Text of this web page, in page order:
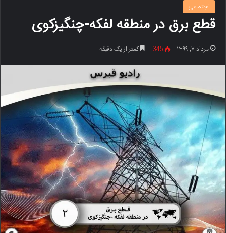
اجتماعی
قطع برق در منطقه لفکه-چنگیزکوی
مرداد ۷, ۱۳۹۹ 345 کمتر از یک دقیقه